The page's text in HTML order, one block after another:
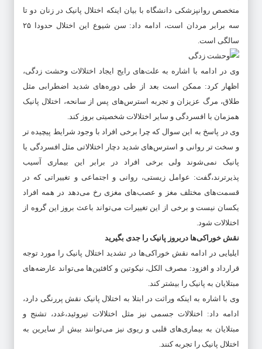
متخصص روانپزشکی دانشگاه با بیان اینکه اختلال پانیک در زنان دو تا
سه برابر مردان است، ادامه داد: سن شیوع این اختلال حدودا ۲۵
سالگی است.
وی در ادامه با اشاره به علت‌های رایج ایجاد اختلالات وحشت زدگی،
اظهار کرد: ممکن است بعد از طی دوره‌های شدید اضطرابی مثل
طلاق، مرگ عزیزان و تجربه استرس‌های پس از سانحه، اختلال پانیک
همزمان با افسردگی و سایر اختلالات شخصیتی بروز کند.
وی در پاسخ به این سوال که چرا برخی افراد با وجود شرایط پیچیده تر
و سخت تر روانی و استرس‌های شدید دچار اختلالاتی مثل افسردگی یا
پانیک نمی‌شوند ولی برخی افراد در برابر این بیماری آسیب
پذیرترند،گفت: عوامل زیستی، روانی و اجتماعی و تغییراتی که در
قسمت‌های مختلف مغز و عصب‌های مغزی رخ می‌دهد در همه افراد
یکسان نیست و برخی از این تغییرات می‌تواند باعث بروز این گروه از
اختلالات شود.
نقش خوراکی‌ها دربروز پانیک را جدی بگیرید
ایلیایی در ادامه نقش خوراکی‌ها در تشدید اختلال پانیک را مورد توجه
قرارداد و افزود: مصرف الکل، نیکوتین و کافئین‌ها می‌تواند عارضه‌های
مبتلایان به پانیک را بیشتر کند.
وی با اشاره به اینکه وراثت در ابتلا به اختلال پانیک نقش پررنگی دارد،
ادامه داد: اختلالات جسمی نیز مثل اختلالات تیروئید،غدد، تشنج و
مبتلایان به بیماری‌های قلبی و ریوی نیز می‌توانند بیش از سایرین به
اختلال پانیک را تجربه کنند.